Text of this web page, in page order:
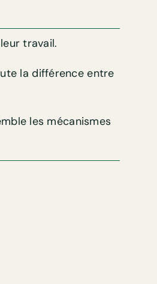
travail.
la différence entre
les mécanismes